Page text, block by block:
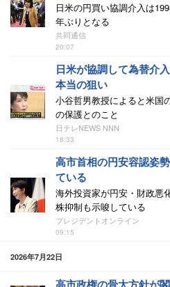
日米の円買い協調介入は
年ぶりとなる
共同通信
20:07
日米が協調して為替介
本当の狙い
小谷哲男教授によると米国
の保護とのこと
日テレNEWS NNN
18:33
高市首相の円安容認姿
ている
海外投資家が円安・財政悪
株抑制も示唆している
プレジデントオンライン
09:15
2026年7月22日